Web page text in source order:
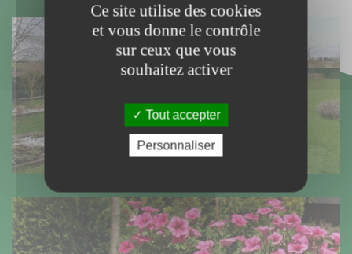
Ce site utilise des cookies
et vous donne le contrôle
sur ceux que vous
souhaitez activer
Tout accepter
Personnaliser